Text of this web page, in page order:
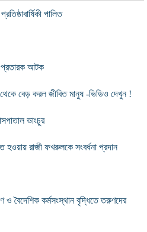
পালিত
প্রতারক আটক
বেড় করল জীবিত মানুষ -ভিডিও দেখুন !
ভাংচুর
হওয়ায় রাজী ফখরুলকে সংবর্ধনা প্রদান
ও বৈদেশিক কর্মসংস্থান বৃদ্ধিতে তরুণদের